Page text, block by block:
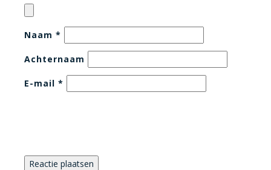
Naam *
Achternaam
E-mail *